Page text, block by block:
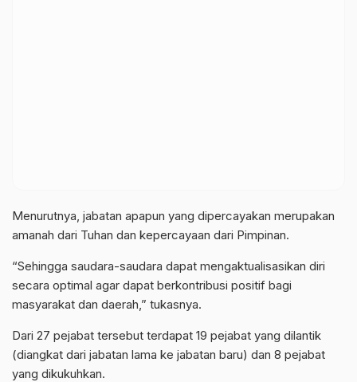
Menurutnya, jabatan apapun yang dipercayakan merupakan
amanah dari Tuhan dan kepercayaan dari Pimpinan.
“Sehingga saudara-saudara dapat mengaktualisasikan diri
secara optimal agar dapat berkontribusi positif bagi
masyarakat dan daerah,” tukasnya.
Dari 27 pejabat tersebut terdapat 19 pejabat yang dilantik
(diangkat dari jabatan lama ke jabatan baru) dan 8 pejabat
yang dikukuhkan.